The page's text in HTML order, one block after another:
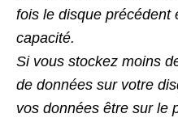
fois le disque précédent
capacité.
Si vous stockez moins
de données sur votre
vos données être sur le